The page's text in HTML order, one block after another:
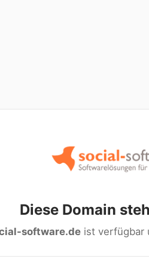
Diese Domain
software.deist verfügbar